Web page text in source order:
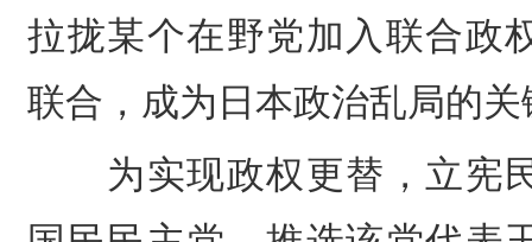
拉拢某个在野党加入联合政
联合，成为日本政治乱局的
为实现政权更替， 立宪